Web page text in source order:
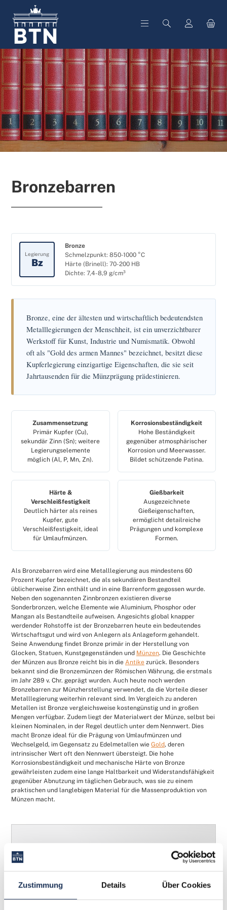
Zustimmung Details Über Cookies
springen
Bronzebarren
Legierung
Bz
Bronze
Schmelzpunkt: 850-1000 °C
Härte (Brinell): 70-200 HB
Dichte: 7,4-8,9 g/cm³
Bronze, eine der ältesten und wirtschaftlich bedeutendsten
Metalllegierungen der Menschheit, ist ein unverzichtbarer
Werkstoff für Kunst, Industrie und Numismatik. Obwohl
oft als "Gold des armen Mannes" bezeichnet, besitzt diese
Kupferlegierung einzigartige Eigenschaften, die sie seit
Jahrtausenden für die Münzprägung prädestinieren.
Zusammensetzung
Primär Kupfer (Cu),
sekundär Zinn (Sn); weitere
Legierungselemente
möglich (Al, P, Mn, Zn).
Korrosionsbeständigkeit
Hohe Beständigkeit
gegenüber atmosphärischer
Korrosion und Meerwasser.
Bildet schützende Patina.
Härte &
Verschleißfestigkeit
Deutlich härter als reines
Kupfer, gute
Verschleißfestigkeit, ideal
für Umlaufmünzen.
Gießbarkeit
Ausgezeichnete
Gießeigenschaften,
ermöglicht detailreiche
Prägungen und komplexe
Formen.
Als Bronzebarren wird eine Metalllegierung aus mindestens 60
Prozent Kupfer bezeichnet, die als sekundären Bestandteil
üblicherweise Zinn enthält und in eine Barrenform gegossen wurde.
Neben den sogenannten Zinnbronzen existieren diverse
Sonderbronzen, welche Elemente wie Aluminium, Phosphor oder
Mangan als Bestandteile aufweisen. Angesichts global knapper
werdender Rohstoffe ist der Bronzebarren heute ein bedeutendes
Wirtschaftsgut und wird von Anlegern als Anlageform gehandelt.
Seine Anwendung findet Bronze primär in der Herstellung von
Glocken, Statuen, Kunstgegenständen und Münzen. Die Geschichte
der Münzen aus Bronze reicht bis in die Antike zurück. Besonders
bekannt sind die Bronzemünzen der Römischen Währung, die erstmals
im Jahr 289 v. Chr. geprägt wurden. Auch heute noch werden
Bronzebarren zur Münzherstellung verwendet, da die Vorteile dieser
Metalllegierung weiterhin relevant sind. Im Vergleich zu anderen
Metallen ist Bronze vergleichsweise kostengünstig und in großen
Mengen verfügbar. Zudem liegt der Materialwert der Münze, selbst bei
kleinen Nominalen, in der Regel deutlich unter dem Nennwert. Dies
macht Bronze ideal für die Prägung von Umlaufmünzen und
Wechselgeld, im Gegensatz zu Edelmetallen wie Gold, deren
intrinsischer Wert oft den Nennwert übersteigt. Die hohe
Korrosionsbeständigkeit und mechanische Härte von Bronze
gewährleisten zudem eine lange Haltbarkeit und Widerstandsfähigkeit
gegenüber Abnutzung im täglichen Gebrauch, was sie zu einem
praktischen und langlebigen Material für die Massenproduktion von
Münzen macht.